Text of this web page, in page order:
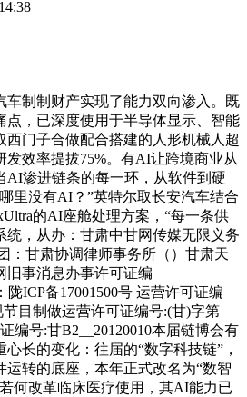
制制财产实现了能力双向渗入。既
点，已深度使用于半导体显示、智能
西门子合做配合搭建的人形机械人超
效率提拔75%。有AI让跨境商业从
AI渗进链条的每一环，从软件到硬
里没有AI？”英特尔取长安汽车结合
的AI座舱处理方案，“每一条供
统，从办：甘肃中甘网传媒无限义务
：甘肃协调律师事务所（）甘肃天
旧事消息办事许可证编
陇ICP备17001500号 运营许可证编
节目制做运营许可证编号:(甘)字第
编号:甘B2__20120010本届链博会有
长的变化：往届的“数字科技链”，
运转的底座，本年正式改名为“数智
何改革临床医疗使用，其AI能力已